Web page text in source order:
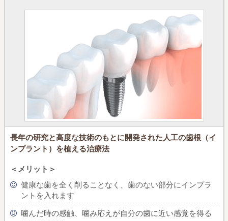
長年の研究と高度な技術のもとに開発された人工の歯根（イ
ンプラント）を植える治療法
＜メリット＞
健康な歯を全く削ることなく、 歯のない部分にインプラ
ントを入れます
噛んだ時の感触、噛み応えが自分の歯に近い感覚を得る